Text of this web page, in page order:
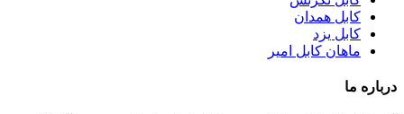
کابل همدان
کابل یزد
ماهان کابل امیر
درباره ما